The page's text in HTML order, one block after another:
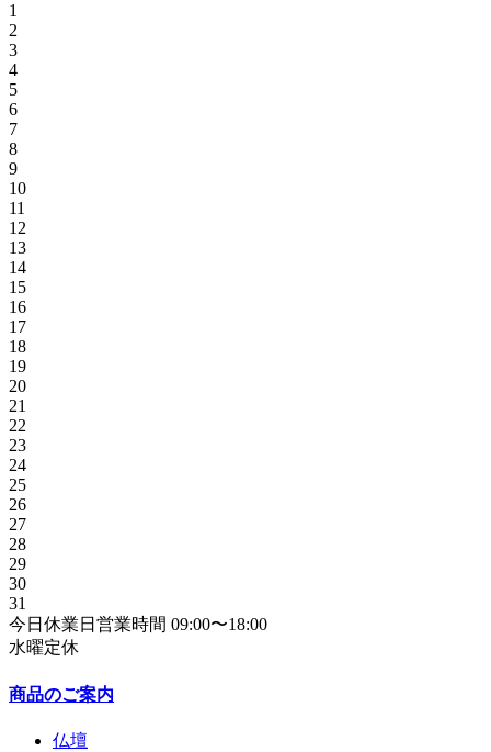
1
2
3
4
5
6
7
8
9
10
11
12
13
14
15
16
17
18
19
20
21
22
23
24
25
26
27
28
29
30
31
今日 休業日 営業時間 09:00〜18:00
水曜定休
商品のご案内
仏壇